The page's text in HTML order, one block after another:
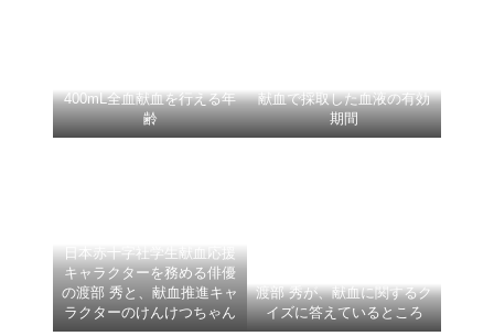
400mL全血献血を行える年
齢
献血で採取した血液の有効
期間
日本赤十字社学生献血応援
キャラクターを務める俳優
の渡部 秀と、献血推進キャ
ラクターのけんけつちゃん
渡部 秀が、献血に関するク
イズに答えているところ